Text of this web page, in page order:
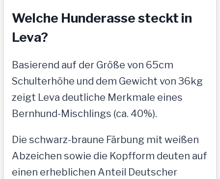
Welche Hunderasse steckt in
Leva?
Basierend auf der Größe von 65cm
Schulterhöhe und dem Gewicht von 36kg
zeigt Leva deutliche Merkmale eines
Bernhund-Mischlings (ca. 40%).
Die schwarz-braune Färbung mit weißen
Abzeichen sowie die Kopfform deuten auf
einen erheblichen Anteil Deutscher